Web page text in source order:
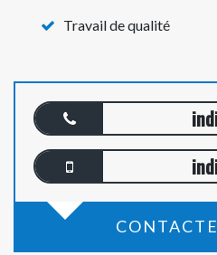
Travail de qualité